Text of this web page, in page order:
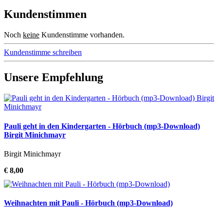
Kundenstimmen
Noch keine Kundenstimme vorhanden.
Kundenstimme schreiben
Unsere Empfehlung
Pauli geht in den Kindergarten - Hörbuch (mp3-Download)
Birgit Minichmayr
Birgit Minichmayr
€ 8,00
Weihnachten mit Pauli - Hörbuch (mp3-Download)